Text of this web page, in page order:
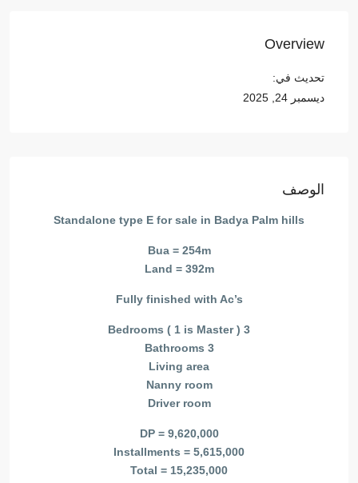
Overview
تحديث في:
ديسمبر 24, 2025
الوصف
Standalone type E for sale in Badya Palm hills
Bua = 254m
Land = 392m
Fully finished with Ac’s
3 Bedrooms ( 1 is Master )
3 Bathrooms
Living area
Nanny room
Driver room
DP = 9,620,000
Installments = 5,615,000
Total = 15,235,000